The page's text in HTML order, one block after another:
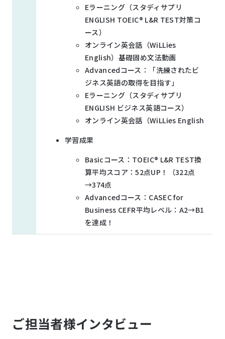
Eラーニング（スタディサプリ
ENGLISH TOEIC® L&R TEST対策コ
ース）
オンライン英会話（WiLLies
English）基礎固め文法動画
Advancedコース：「洗練されたビ
ジネス英語の取得を目指す​」
Eラーニング（スタディサプリ
ENGLISH ビジネス英語コース）
オンライン英会話（WiLLies English
学習成果
Basicコース：TOEIC® L&R TEST換
算平均スコア：52点UP！（322点
→374点
Advancedコース：CASEC for
Business CEFR平均レベル：A2→B1
を達成！
ご担当者様インタビュー